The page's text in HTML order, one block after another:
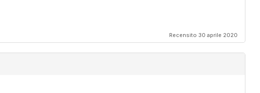
Recensito 30 aprile 2020